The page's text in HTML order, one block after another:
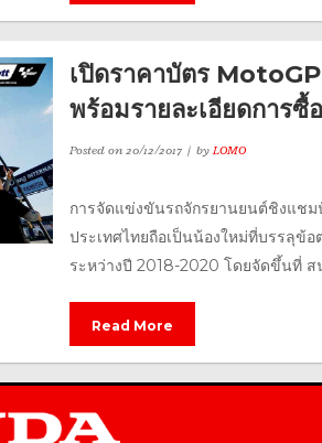
เปิดราคาบัตร
พร้อมรายละเอียดการซื้
Posted on20/12/2017 byLOMO
การจัดแข่งขันรถจักรยานยนต์ชิงแช
ประเทศไทยถือเป็นน้องใหม่ที่บรรลุข้
ระหว่างปี 2018-2020 โดยจัดขึ้นที่ ส
Read More